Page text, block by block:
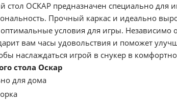
стол ОСКАР предназначен специально для
Прочный каркас и идеально
условия для игры. Независимо
вам часы удовольствия и поможет
наслаждаться игрой в снукер в
стола Оскар
для дома